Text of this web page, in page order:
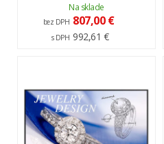
Na sklade
bez DPH 807,00 €
s DPH 992,61 €